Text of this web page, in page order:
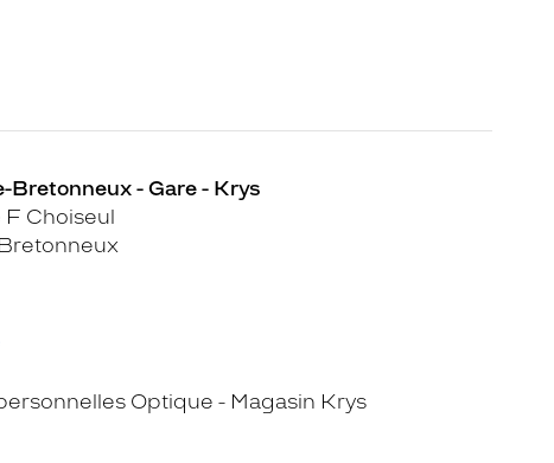
Bretonneux - Gare - Krys
F Choiseul
Optique - Magasin Krys